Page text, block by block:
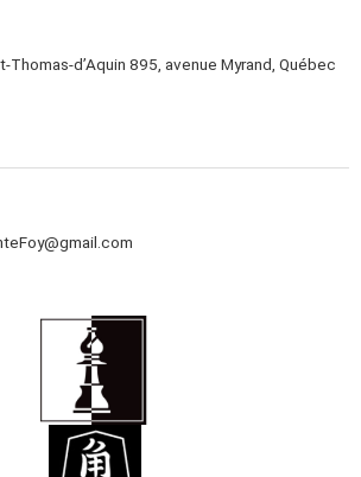
d’Aquin 895, avenue Myrand, Québec